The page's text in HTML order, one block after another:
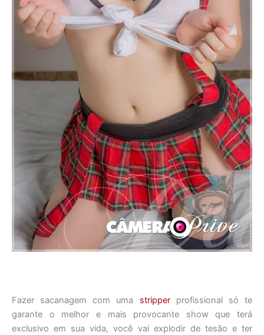
Fazer sacanagem com uma stripperprofissional só te
garante o melhor e mais provocante show que terá
exclusivo em sua vida, você vai explodir de tesão e ter